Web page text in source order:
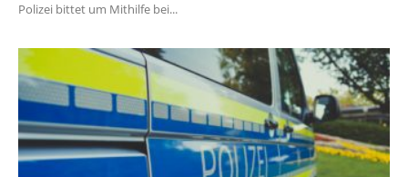
Polizei bittet um Mithilfe bei...